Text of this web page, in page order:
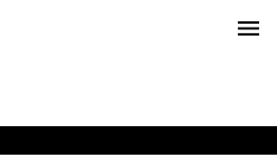
menu